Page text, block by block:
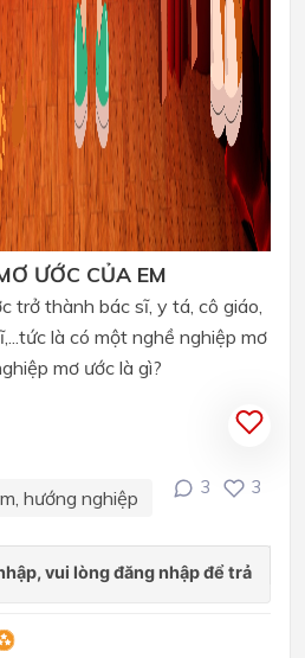
ƯỚC CỦA EM
trở thành bác sĩ, y tá, cô giáo,
là có một nghề nghiệp mơ
mơ ước là gì?
hướng nghiệp
3 3